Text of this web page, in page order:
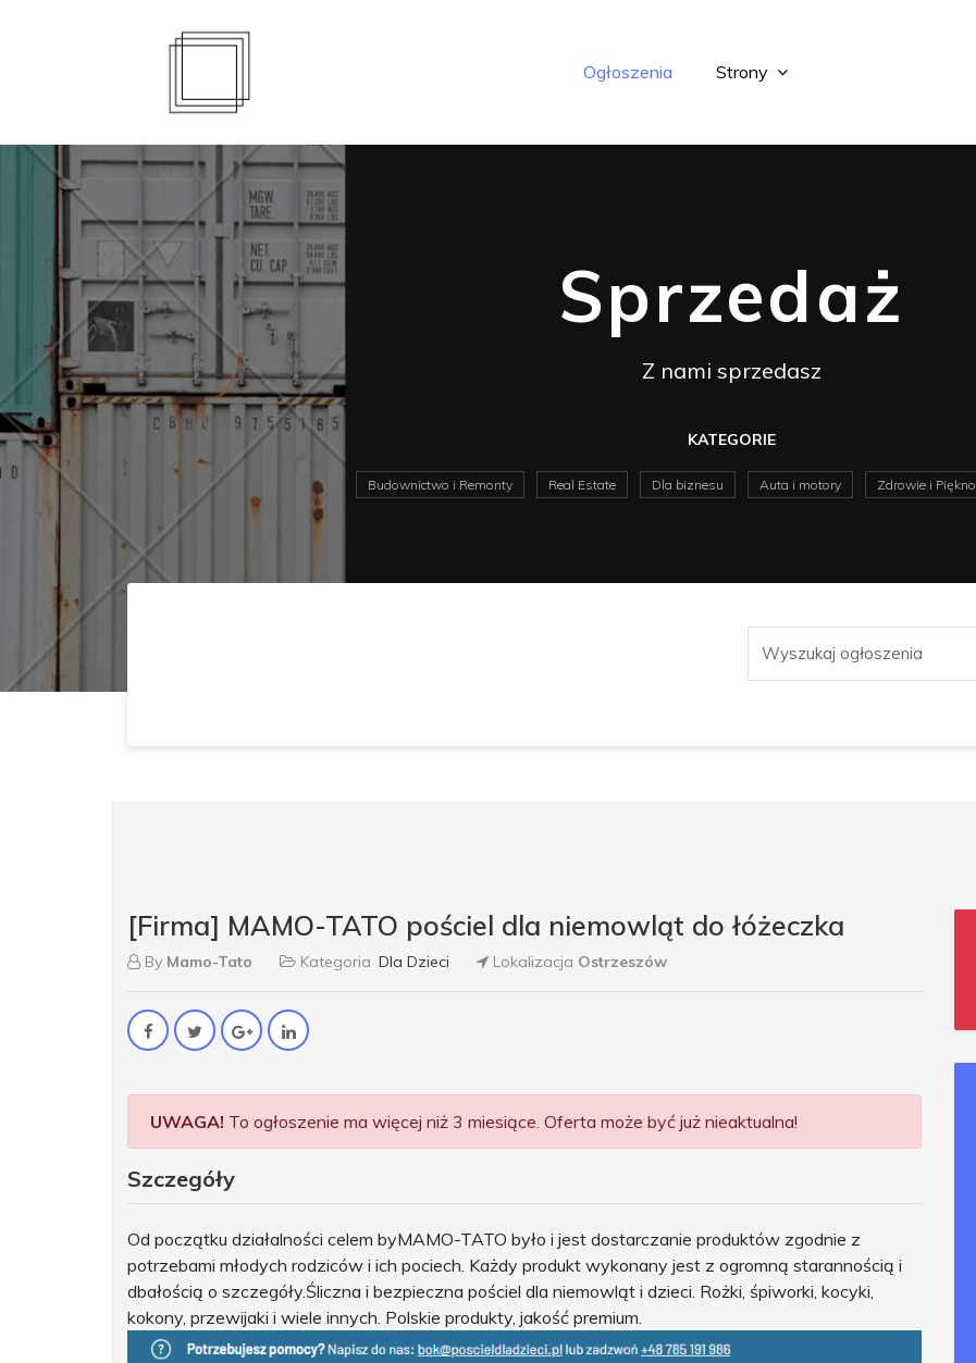
Ogłoszenia Strony
Sprzedaż
Z nami sprzedasz
KATEGORIE
Budownictwo i Remonty Real Estate Dla biznesu Auta i motory Zdrowie i Piękno
[Firma] MAMO-TATO pościel dla niemowląt do łóżeczka
By Mamo-Tato Kategoria Dla Dzieci Lokalizacja Ostrzeszów
UWAGA! To ogłoszenie ma więcej niż 3 miesiące. Oferta może być już nieaktualna!
Szczegóły
Od początku działalności celem byMAMO-TATO było i jest dostarczanie produktów zgodnie z
potrzebami młodych rodziców i ich pociech. Każdy produkt wykonany jest z ogromną starannością i
dbałością o szczegóły.Śliczna i bezpieczna pościel dla niemowląt i dzieci. Rożki, śpiworki, kocyki,
kokony, przewijaki i wiele innych. Polskie produkty, jakość premium.